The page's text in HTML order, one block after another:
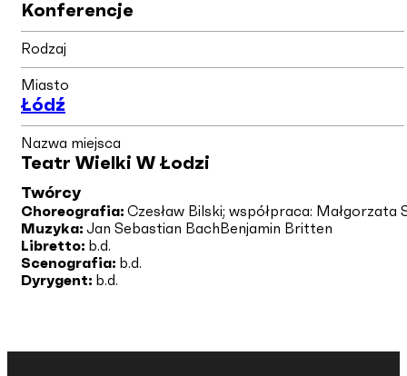
Konferencje
Rodzaj
Miasto
Łódź
Nazwa miejsca
Teatr Wielki W Łodzi
Twórcy
Choreografia: Czesław Bilski; współpraca: Małgorzata
Muzyka: Jan Sebastian Bach Benjamin Britten
Libretto: b.d.
Scenografia: b.d.
Dyrygent: b.d.